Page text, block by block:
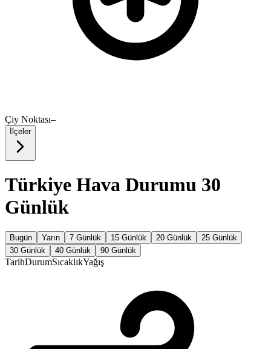
Çiy Noktası–
İlçeler
Türkiye Hava Durumu 30
Günlük
Bugün Yarın 7 Günlük 15 Günlük 20 Günlük
25 Günlük
30 Günlük
40 Günlük 90 Günlük
TarihDurumSıcaklıkYağış